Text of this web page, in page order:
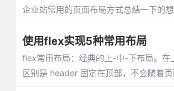
企业站常用的页面布局方式总结一下的
使用flex实现5种常用布局
flex常用布局：经典的上-中-下布局。
区别是 header 固定在顶部，不会随着